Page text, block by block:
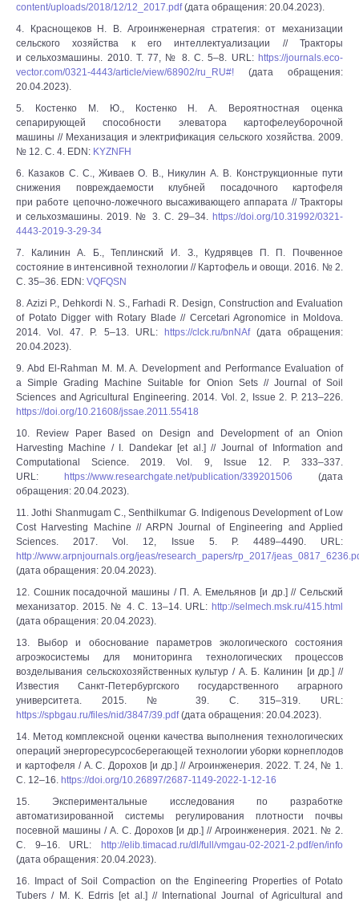
content/uploads/2018/12/12_2017.pdf(дата обращения: 20.04.2023).
4. Краснощеков Н. В. Агроинженерная стратегия: от механизации
сельского хозяйства к его интеллектуализации // Тракторы
и сельхозмашины. 2010. Т. 77, № 8. С. 5–8. URL: https://journals.eco-
vector.com/0321-4443/article/view/68902/ru_RU#! (дата обращения:
20.04.2023).
5. Костенко М. Ю., Костенко Н. А. Вероятностная оценка
сепарирующей способности элеватора картофелеуборочной
машины // Механизация и электрификация сельского хозяйства. 2009.
№ 12. С. 4. EDN: KYZNFH
6. Казаков С. С., Живаев О. В., Никулин А. В. Конструкционные пути
снижения повреждаемости клубней посадочного картофеля
при работе цепочно-ложечного высаживающего аппарата // Тракторы
и сельхозмашины. 2019. № 3. С. 29–34. https://doi.org/10.31992/0321-
4443-2019-3-29-34
7. Калинин А. Б., Теплинский И. З., Кудрявцев П. П. Почвенное
состояние в интенсивной технологии // Картофель и овощи. 2016. № 2.
С. 35–36. EDN: VQFQSN
8. Azizi P., Dehkordi N. S., Farhadi R. Design, Construction and Evaluation
of Potato Digger with Rotary Blade // Cercetari Agronomice in Moldova.
2014. Vol. 47. P. 5–13. URL:
https://clck.ru/bnNAf(дата обращения:
20.04.2023).
9. Abd El-Rahman M. M. A. Development and Performance Evaluation of
a Simple Grading Machine Suitable for Onion Sets // Journal of Soil
Sciences and Agricultural Engineering. 2014. Vol. 2, Issue 2. P. 213–226.
https://doi.org/10.21608/jssae.2011.55418
10. Review Paper Based on Design and Development of an Onion
Harvesting Machine / I. Dandekar [et al.] // Journal of Information and
Computational Science. 2019. Vol. 9, Issue 12. P. 333–337.
URL:
https://www.researchgate.net/publication/339201506 (дата
обращения: 20.04.2023).
11. Jothi Shanmugam C., Senthilkumar G. Indigenous Development of Low
Cost Harvesting Machine // ARPN Journal of Engineering and Applied
Sciences. 2017. Vol. 12, Issue 5. P. 4489–4490. URL:
http://www.arpnjournals.org/jeas/research_papers/rp_2017/
(дата обращения: 20.04.2023).
12. Сошник посадочной машины / П. А. Емельянов [и др.] // Сельский
механизатор. 2015. № 4. С. 13–14. URL: http://selmech.msk.ru/415.html
(дата обращения: 20.04.2023).
13. Выбор и обоснование параметров экологического состояния
агроэкосистемы для мониторинга технологических процессов
возделывания сельскохозяйственных культур / А. Б. Калинин [и др.] //
Известия Санкт-Петербургского государственного аграрного
университета. 2015. № 39. С. 315–319. URL:
https://spbgau.ru/files/nid/3847/39.pdf(дата обращения: 20.04.2023).
14. Метод комплексной оценки качества выполнения технологических
операций энергоресурсосберегающей технологии уборки корнеплодов
и картофеля / А. С. Дорохов [и др.] // Агроинженерия. 2022. Т. 24, № 1.
С. 12–16. https://doi.org/10.26897/2687-1149-2022-1-12-16
15. Экспериментальные исследования по разработке
автоматизированной системы регулирования плотности почвы
посевной машины / А. С. Дорохов [и др.] // Агроинженерия. 2021. № 2.
С. 9–16. URL:
http://elib.timacad.ru/dl/full/vmgau-02-2021-2.pdf/en/info
(дата обращения: 20.04.2023).
16. Impact of Soil Compaction on the Engineering Properties of Potato
Tubers / M. K. Edrris [et al.] // International Journal of Agricultural and